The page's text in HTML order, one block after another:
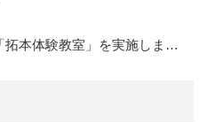
拓本体験教室」を実施しま…